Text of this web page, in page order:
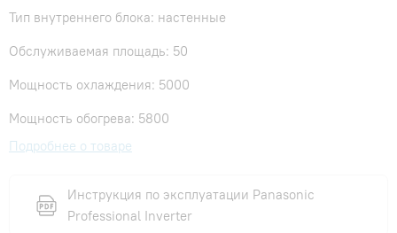
Тип внутреннего блока: настенные
Обслуживаемая площадь: 50
Мощность охлаждения: 5000
Мощность обогрева: 5800
Подробнее о товаре
Инструкция по эксплуатации Panasonic
Professional Inverter